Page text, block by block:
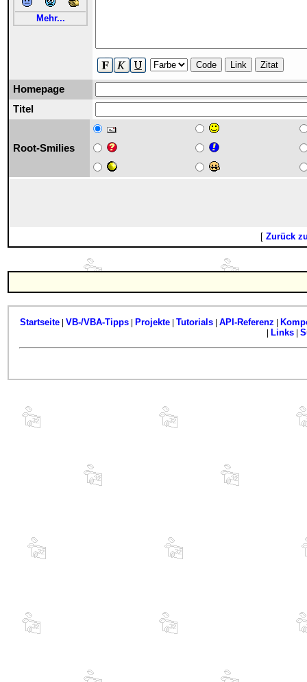
Mehr...
Code Link Zitat
Homepage
Titel
Root-Smilies
[ Zurück
Startseite| VB-/VBA-Tipps| Projekte| Tutorials| API-Referenz
Links